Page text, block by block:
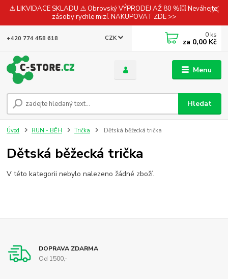
⚠️ LIKVIDACE SKLADU ⚠️ Obrovský VÝPRODEJ AŽ 80 %💥 Neváhejte,
zásoby rychle mizí. NAKUPOVAT ZDE >>
Menu
CZK
Hledat
+420 774 458 618 0 ks
za 0,00 Kč
Úvod RUN - BĚH Trička Dětská běžecká trička
Dětská běžecká trička
V této kategorii nebylo nalezeno žádné zboží.
DOPRAVA ZDARMA
Od 1500,-